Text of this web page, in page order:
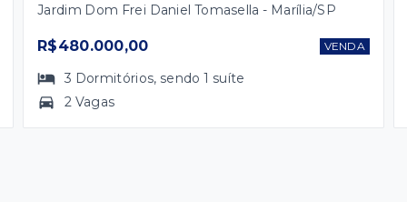
Jardim Dom Frei Daniel Tomasella - Marília/SP
R$480.000,00 VENDA
3 Dormitórios, sendo1 suíte
2 Vagas